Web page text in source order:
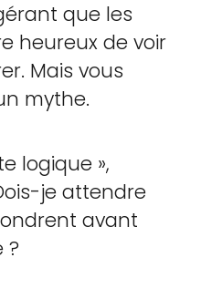
que les
heureux de voir
Mais vous
mythe.
logique »,
je attendre
avant
?